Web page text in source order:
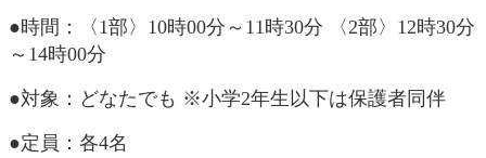
●時間：〈1部〉10時00分～11時30分 〈2部〉12時30分
～14時00分
●対象：どなたでも ※小学2年生以下は保護者同伴
●定員：各4名